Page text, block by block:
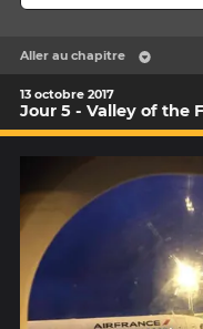
Aller au chapitre
13 octobre 2017
Jour 5 - Valley of the